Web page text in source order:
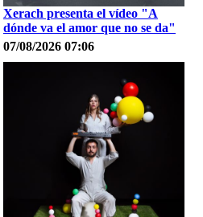
Xerach presenta el vídeo "A
dónde va el amor que no se da"
07/08/2026 07:06